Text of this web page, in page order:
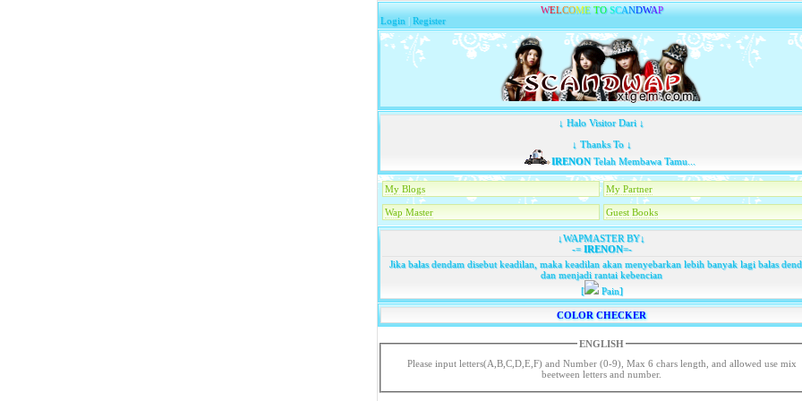
WELCOME TO SCANDWAP
Login |Register
↓ Halo Visitor Dari ↓
↓ Thanks To ↓
IRENONTelah Membawa Tamu...
My Blogs My Partner
Wap Master Guest Books
↓WAPMASTER BY↓
-=IRENON=-
Jika balas dendam disebut keadilan, maka keadilan akan menyebarkan lebih banyak lagi balas
dan menjadi rantai kebencian
[
Pain]
COLOR CHECKER
ENGLISH
Please input letters(A,B,C,D,E,F) and Number (0-9), Max 6 chars length, and allowed use mix
beetween letters and number.